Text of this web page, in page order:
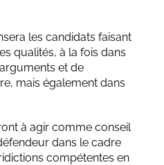
les candidats faisant
qualités, à la fois dans
et de
mais également dans
à agir comme conseil
dans le cadre
compétentes en